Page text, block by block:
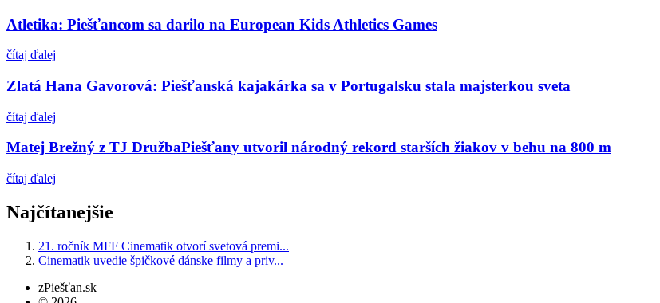
Atletika: Piešťancom sa darilo na European Kids Athletics Games
čítaj ďalej
Zlatá Hana Gavorová: Piešťanská kajakárka sa v Portugalsku stala majsterkou sveta
čítaj ďalej
Matej Brežný z TJ DružbaPiešťany utvoril národný rekord starších žiakov v behu na 800 m
čítaj ďalej
Najčítanejšie
21. ročník MFF Cinematik otvorí svetová premi...
Cinematik uvedie špičkové dánske filmy a priv...
zPiešťan.sk